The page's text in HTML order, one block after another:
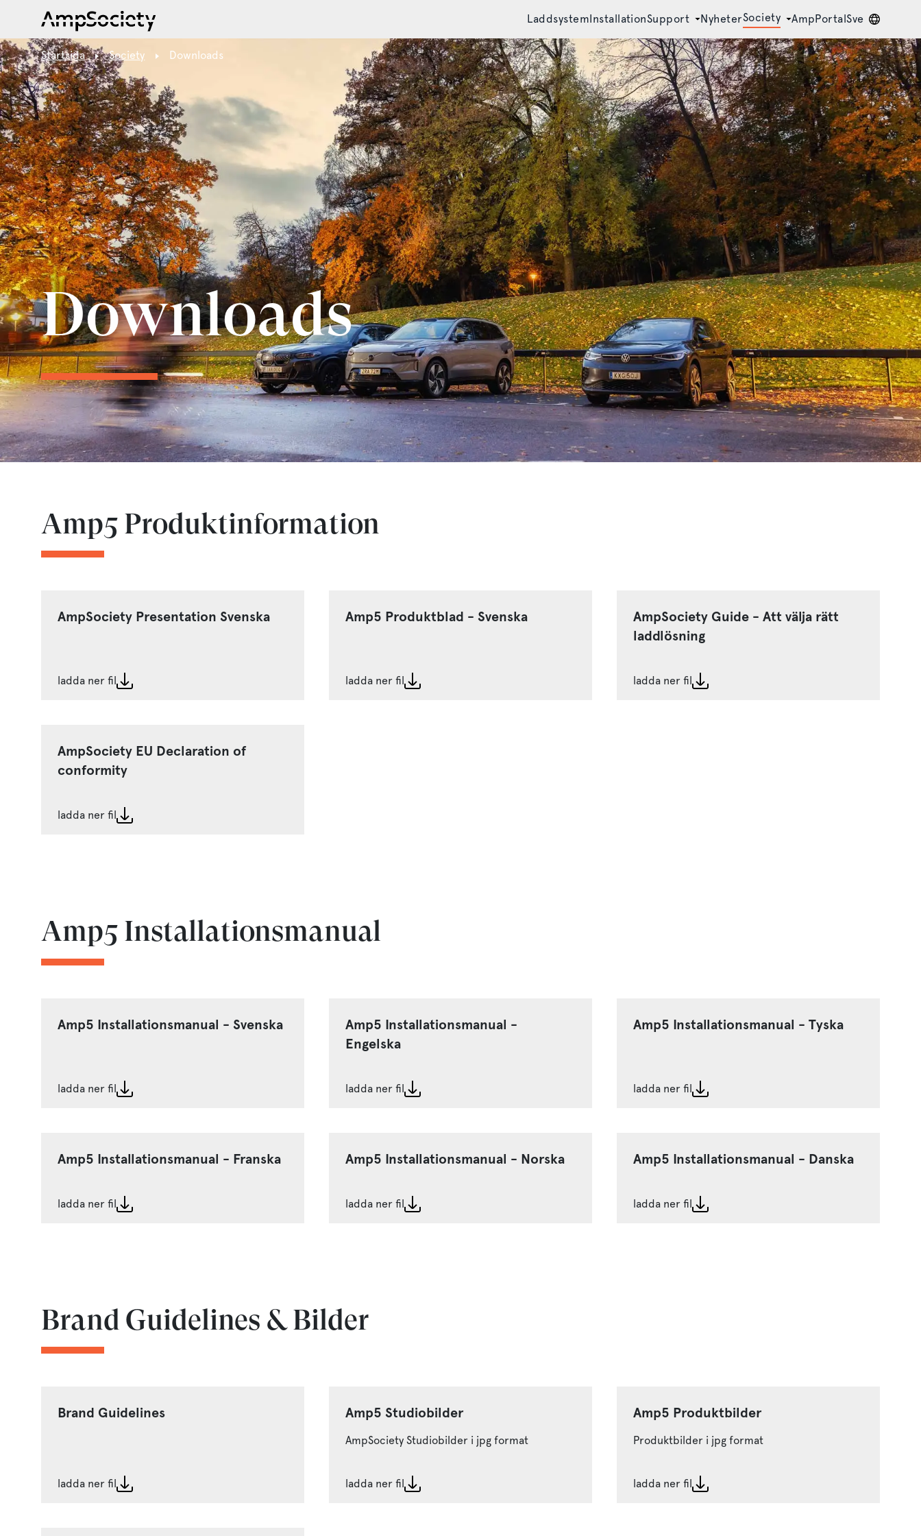
LaddsystemInstallationSupport NyheterSociety AmpPortalSve
Startsida Society Downloads
Downloads
Amp5 Produktinformation
AmpSociety Presentation Svenska
ladda ner fil
Amp5 Produktblad - Svenska
ladda ner fil
AmpSociety Guide - Att välja rätt
laddlösning
ladda ner fil
AmpSociety EU Declaration of
conformity
ladda ner fil
Amp5 Installationsmanual
Amp5 Installationsmanual - Svenska
ladda ner fil
Amp5 Installationsmanual -
Engelska
ladda ner fil
Amp5 Installationsmanual - Tyska
ladda ner fil
Amp5 Installationsmanual - Franska
ladda ner fil
Amp5 Installationsmanual - Norska
ladda ner fil
Amp5 Installationsmanual - Danska
ladda ner fil
Brand Guidelines & Bilder
Brand Guidelines
ladda ner fil
Amp5 Studiobilder
AmpSociety Studiobilder i jpg format
ladda ner fil
Amp5 Produktbilder
Produktbilder i jpg format
ladda ner fil